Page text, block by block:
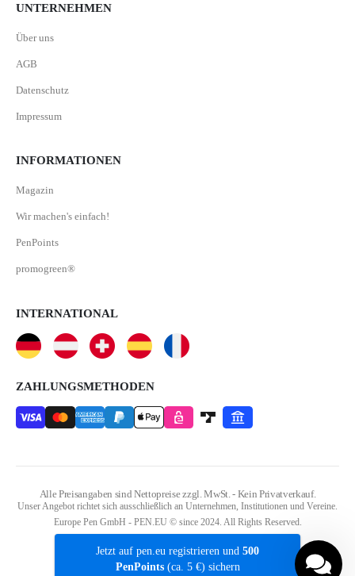
Jetzt auf pen.eu registrieren und 500
PenPoints(ca. 5 €) sichern
UNTERNEHMEN
Über uns
AGB
Datenschutz
Impressum
INFORMATIONEN
Magazin
Wir machen's einfach!
PenPoints
promogreen®
INTERNATIONAL
ZAHLUNGSMETHODEN
Alle Preisangaben sind Nettopreise zzgl. MwSt. - Kein Privatverkauf.
Unser Angebot richtet sich ausschließlich an Unternehmen, Institutionen und Vereine.
Europe Pen GmbH - PEN.EU © since 2024. All Rights Reserved.